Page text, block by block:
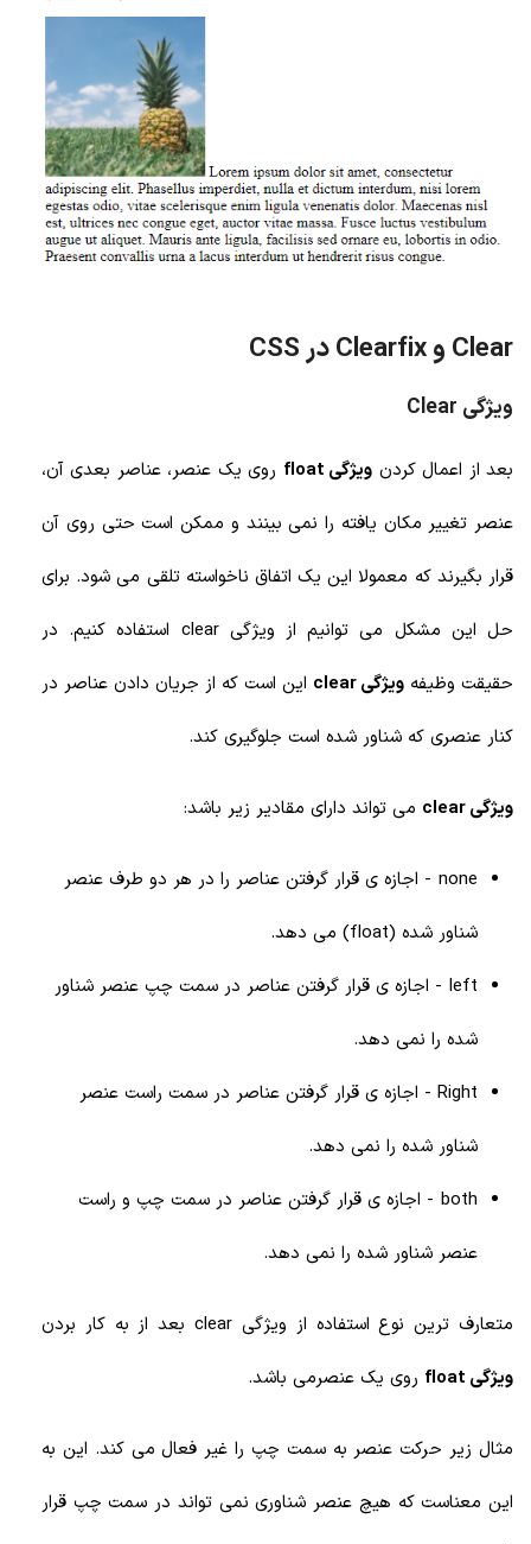
Clear و Clearfix در CSS
ویژگی Clear
بعد از اعمال کردن ویژگی float
روی یک عنصر، عناصر بعدی آن،
عنصر تغییر مکان یافته را نمی بینند و ممکن است حتی روی آن
قرار بگیرند که معمولا این یک اتفاق ناخواسته تلقی می شود. برای
حل این مشکل می توانیم از ویژگی clear استفاده کنیم. در
حقیقت وظیفه ویژگی clear
این است که از جریان دادن عناصر در
کنار عنصری که شناور شده است جلوگیری کند.
ویژگی clear می تواند دارای مقادیر زیر باشد:
none - اجازه ی قرار گرفتن عناصر را در هر دو طرف عنصر
شناور شده (float) می دهد.
left - اجازه ی قرار گرفتن عناصر در سمت چپ عنصر شناور
شده را نمی دهد.
Right - اجازه ی قرار گرفتن عناصر در سمت راست عنصر
شناور شده را نمی دهد.
both - اجازه ی قرار گرفتن عناصر در سمت چپ و راست
عنصر شناور شده را نمی دهد.
متعارف ترین نوع استفاده از ویژگی clear بعد از به کار بردن
ویژگی float
روی یک عنصرمی باشد.
مثال زیر حرکت عنصر به سمت چپ را غیر فعال می کند. این به
این معناست که هیچ عنصر شناوری نمی تواند در سمت چپ قرار